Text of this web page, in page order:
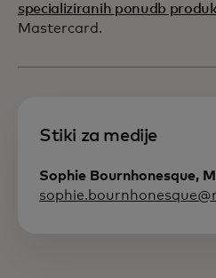
specializiranih ponudb
Mastercard.
Stiki za medije
Sophie Bournhonesque,